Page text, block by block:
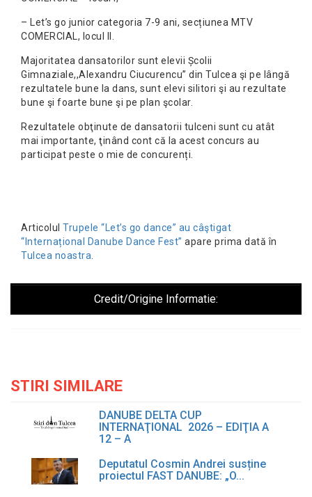
– Let’s go junior categoria 7-9 ani, secțiunea MTV
COMERCIAL, locul ll.
Majoritatea dansatorilor sunt elevii Școlii
Gimnaziale,,Alexandru Ciucurencu” din Tulcea şi pe lângă
rezultatele bune la dans, sunt elevi silitori şi au rezultate
bune şi foarte bune şi pe plan şcolar.
Rezultatele obţinute de dansatorii tulceni sunt cu atât
mai importante, ţinând cont că la acest concurs au
participat peste o mie de concurenți.
Articolul Trupele “Let’s go dance” au câştigat
“Internațional Danube Dance Fest” apare prima dată în
Tulcea noastra
Credit/Origine Informatie:
STIRI SIMILARE
DANUBE DELTA CUP
INTERNAŢIONAL 2026 – EDIŢIA A
12 – A
Deputatul Cosmin Andrei susține
proiectul FAST DANUBE: „O...